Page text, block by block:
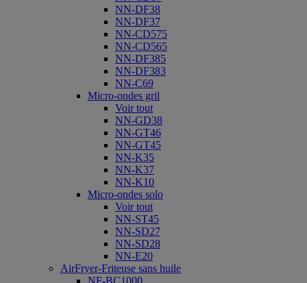
NN-DF38
NN-DF37
NN-CD575
NN-CD565
NN-DF385
NN-DF383
NN-C69
Micro-ondes gril
Voir tout
NN-GD38
NN-GT46
NN-GT45
NN-K35
NN-K37
NN-K10
Micro-ondes solo
Voir tout
NN-ST45
NN-SD27
NN-SD28
NN-E20
AirFryer-Friteuse sans huile
NF-BC1000